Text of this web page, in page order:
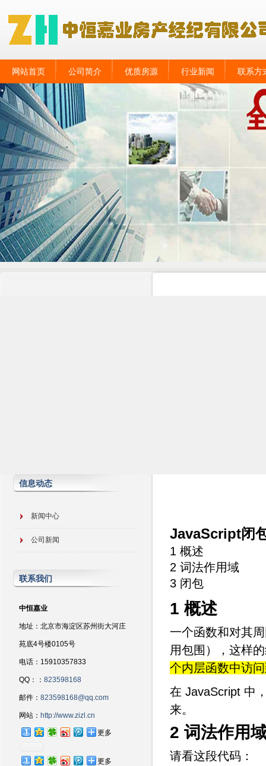
网站首页 公司简介 优质房源 行业新闻 联系方
信息动态
新闻中心
公司新闻
联系我们
中恒嘉业
地址：北京市海淀区苏州街大河庄
苑底4号楼0105号
电话：15910357833
QQ：： 823598168
邮件： 823598168@qq.com
网站： http://www.zizl.cn
更多
更多
JavaScript闭
1 概述
2 词法作用域
3 闭包
1 概述
一个函数和对其
用包围），这样
个内层函数中访
在 JavaScript 中
来。
2 词法作用
请看这段代码：